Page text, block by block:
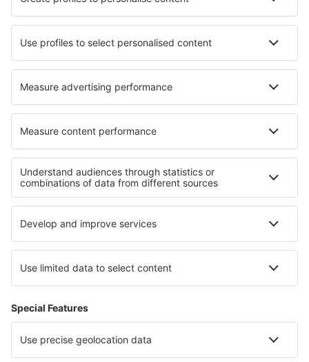
Unterkunft in Langemark-Poelkapelle Unterkunft in Morval
Unterkunft in Mulifanua
Die besten Unterkünfte - Regionen
Unterkunft in Algarve Unterkunft Lisbon coast
Unterkunft auf den Azoren Unterkunft in Portugal
Unterkunft in Faro Unterkunft an dem Genfersee
Unterkunft in Pattaya Beach
Unterkunft in Loire-Tal Unterkunft in Pucon